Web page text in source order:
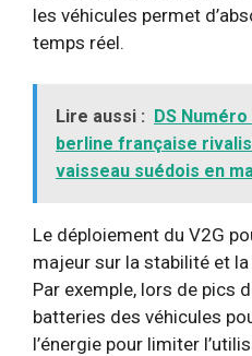
les véhicules permet
temps réel.
Lire aussi : DS Numéro
berline française
vaisseau suédois en
Le déploiement du V2G
majeur sur la stabilité et
Par exemple, lors de pics
batteries des véhicules
l’énergie pour limiter